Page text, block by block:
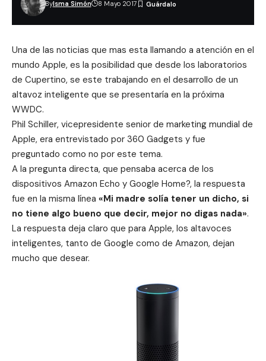
ByIsma Simón 8 Mayo 2017
Una de las noticias que mas esta llamando a atención en el
mundo Apple, es la posibilidad que desde los laboratorios
de Cupertino, se este trabajando en el desarrollo de un
altavoz inteligente que se presentaría en la próxima
WWDC.
Phil Schiller, vicepresidente senior de marketing mundial de
Apple, era entrevistado por 360 Gadgets y fue
preguntado como no por este tema.
A la pregunta directa, que pensaba acerca de los
dispositivos Amazon Echo y Google Home?, la respuesta
fue en la misma línea «Mi madre solía tener un dicho, si
no tiene algo bueno que decir, mejor no digas nada».
La respuesta deja claro que para Apple, los altavoces
inteligentes, tanto de Google como de Amazon, dejan
mucho que desear.